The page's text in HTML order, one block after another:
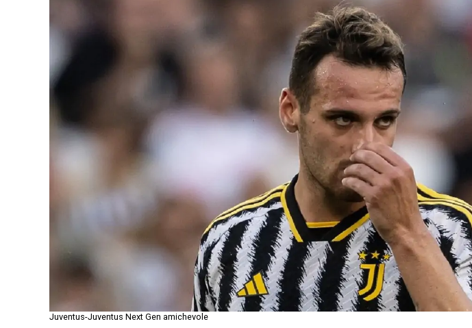
Juventus-Juventus Next Gen amichevole